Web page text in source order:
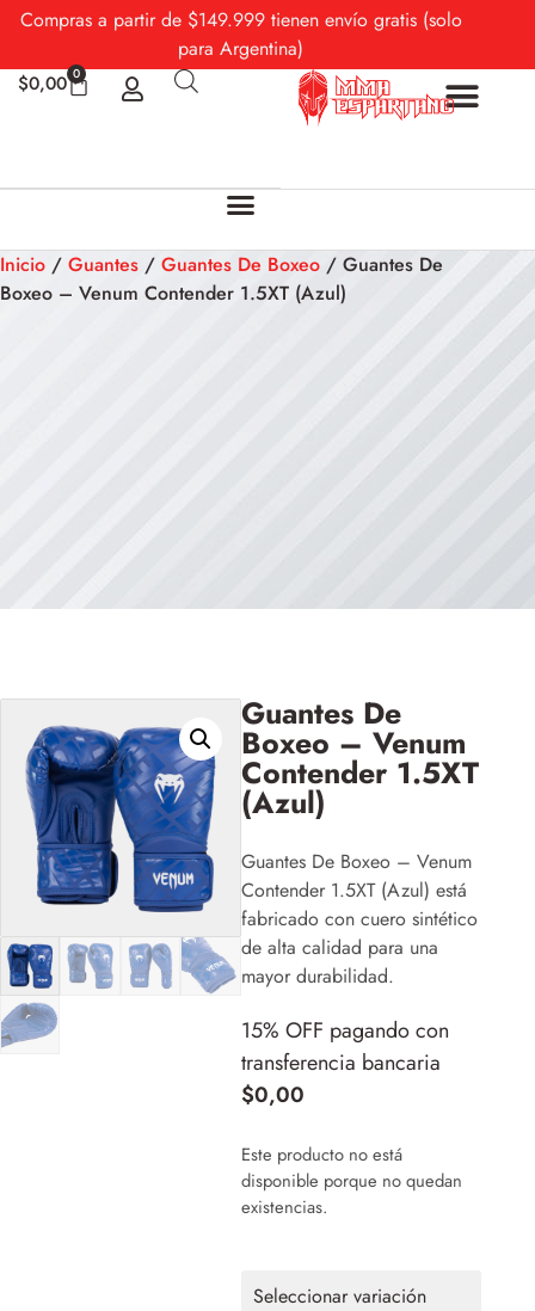
Compras a partir de $149.999 tienen envío gratis (solo
para Argentina)
$0,00 0
Inicio / Guantes / Guantes De Boxeo / Guantes De
Boxeo – Venum Contender 1.5XT (Azul)
Guantes De
Boxeo – Venum
Contender 1.5XT
(Azul)
Guantes De Boxeo – Venum
Contender 1.5XT (Azul) está
fabricado con cuero sintético
de alta calidad para una
mayor durabilidad.
15% OFF pagando con
transferencia bancaria
$0,00
Este producto no está
disponible porque no quedan
existencias.
Seleccionar variación